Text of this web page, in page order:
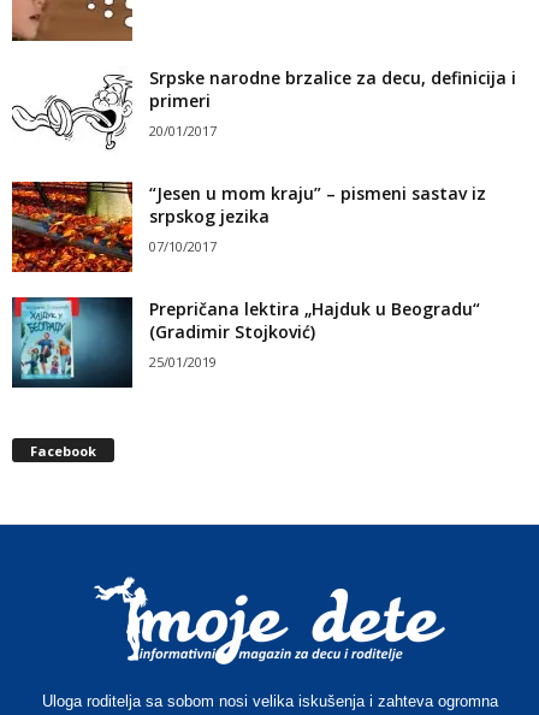
Srpske narodne brzalice za decu, definicija i
primeri
20/01/2017
“Jesen u mom kraju” – pismeni sastav iz
srpskog jezika
07/10/2017
Prepričana lektira „Hajduk u Beogradu“
(Gradimir Stojković)
25/01/2019
Facebook
Uloga roditelja sa sobom nosi velika iskušenja i zahteva ogromna